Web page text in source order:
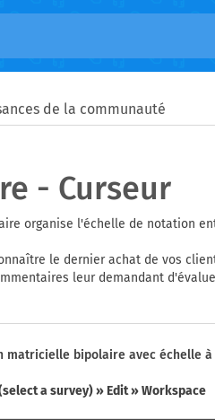
de la communauté
- Curseur
organise l'échelle de notation
le dernier achat de vos
leur demandant
matricielle bipolaire avec échelle
a survey) » Edit » Workspace